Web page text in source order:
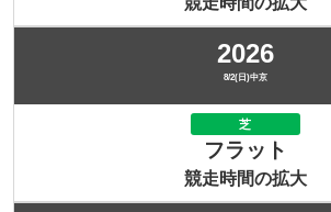
2026
8/2(日)中京
芝
フラット
競走時間の拡大